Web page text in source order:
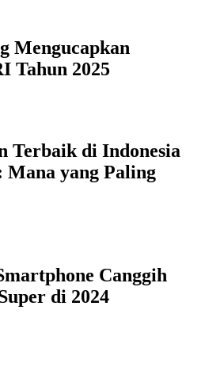
Mengucapkan
Tahun 2025
Terbaik di Indonesia
Mana yang Paling
Canggih
di 2024